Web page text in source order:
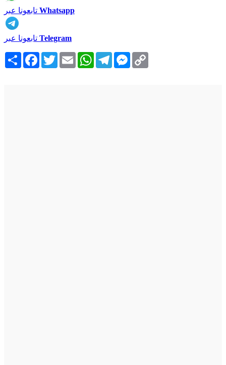
Whatsapp
Telegram
انشر Facebook
TwitterEmail WhatsAppTelegramMessenger